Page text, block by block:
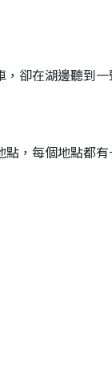
卻在湖邊聽到
，每個地點都